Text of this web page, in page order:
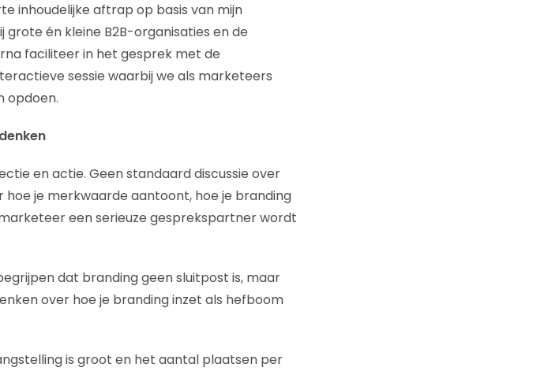
inhoudelijke aftrap op basis van mijn
én kleine B2B-organisaties en de
faciliteer in het gesprek met de
sessie waarbij we als marketeers
opdoen.
en actie. Geen standaard discussie over
je merkwaarde aantoont, hoe je branding
een serieuze gesprekspartner wordt
dat branding geen sluitpost is, maar
over hoe je branding inzet als hefboom
is groot en het aantal plaatsen per